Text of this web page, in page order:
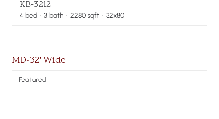
KB-3212
4 bed · 3 bath · 2280 sqft· 32x80
MD-32' Wide
Featured